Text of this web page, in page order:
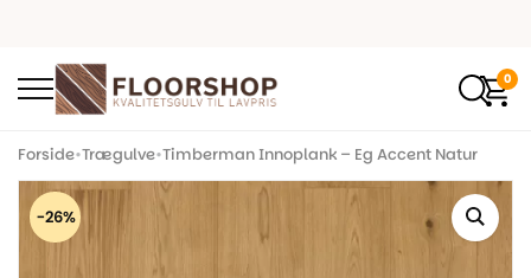
0
Forside•Trægulve•Timberman Innoplank – Eg Accent Natur
-26%